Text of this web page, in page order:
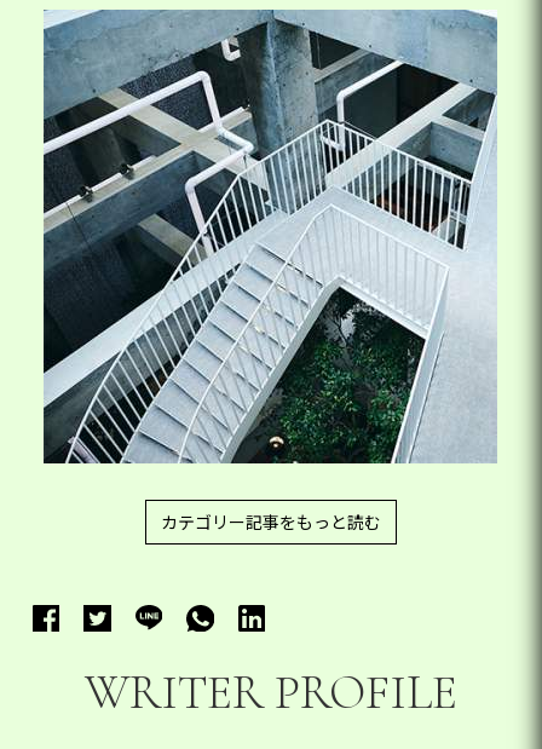
カテゴリー記事をもっと読む
WRITER PROFILE